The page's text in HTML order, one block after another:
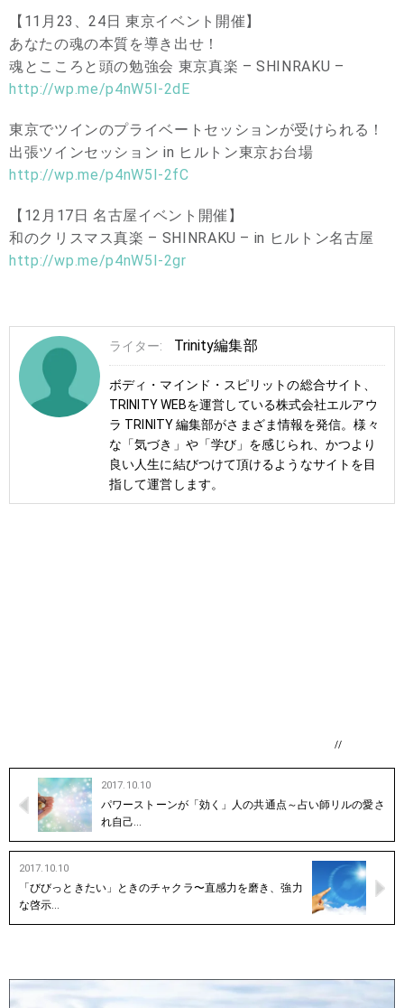
【11月23、24日 東京イベント開催】
あなたの魂の本質を導き出せ！
魂とこころと頭の勉強会 東京真楽 – SHINRAKU –
http://wp.me/p4nW5I-2dE
東京でツインのプライベートセッションが受けられる！
出張ツインセッション in ヒルトン東京お台場
http://wp.me/p4nW5I-2fC
【12月17日 名古屋イベント開催】
和のクリスマス真楽 – SHINRAKU – in ヒルトン名古屋
http://wp.me/p4nW5I-2gr
ライター: Trinity編集部
ボディ・マインド・スピリットの総合サイト、
TRINITY WEBを運営している株式会社エルアウ
ラ TRINITY 編集部がさまざま情報を発信。様々
な「気づき」や「学び」を感じられ、かつより
良い人生に結びつけて頂けるようなサイトを目
指して運営します。
//
2017.10.10
パワーストーンが「効く」人の共通点～占い師リルの愛さ
れ自己…
2017.10.10
「びびっときたい」ときのチャクラ〜直感力を磨き、強力
な啓示…